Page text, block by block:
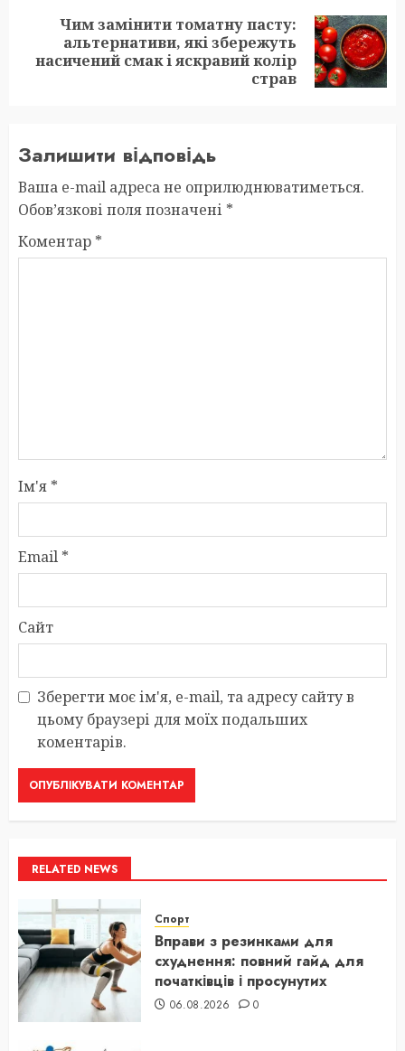
post:
Чим замінити томатну пасту:
альтернативи, які збережуть
насичений смак і яскравий колір
страв
Залишити відповідь
Ваша e-mail адреса не оприлюднюватиметься.
Обов’язкові поля позначені *
Коментар *
Ім'я *
Email *
Сайт
Зберегти моє ім'я, e-mail, та адресу сайту в
цьому браузері для моїх подальших
коментарів.
RELATED NEWS
Спорт
Вправи з резинками для
схуднення: повний гайд для
початківців і просунутих
06.08.2026 0